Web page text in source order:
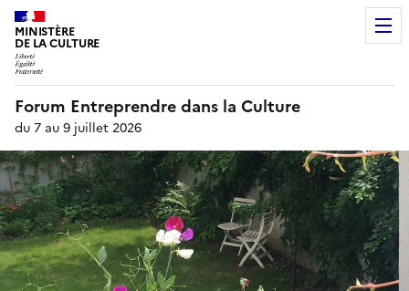
MINISTÈRE
DE LA CULTURE
Forum Entreprendre dans la Culture
du 7 au 9 juillet 2026